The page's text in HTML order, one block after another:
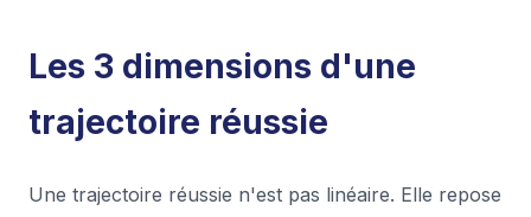
Les 3 dimensions d'une
trajectoire réussie
Une trajectoire réussie n'est pas linéaire. Elle repose